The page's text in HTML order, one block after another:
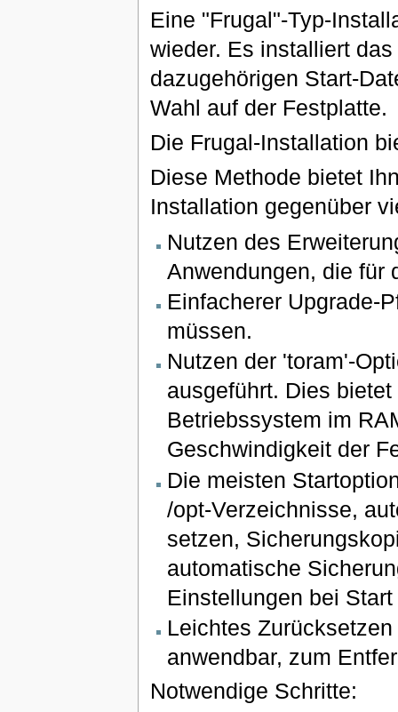
Eine "Frugal"-Typ-
wieder. Es installiert
dazugehörigen Start-
Wahl auf der Festplatte.
Die Frugal-Installation
Diese Methode bietet
Installation gegenüber
Nutzen des
Anwendungen, die für
Einfacherer Upgrade-
müssen.
Nutzen der 'toram'-
ausgeführt. Dies
Betriebssystem im
Geschwindigkeit der
Die meisten
/opt-Verzeichnisse,
setzen,
automatische
Einstellungen bei
Leichtes
anwendbar, zum
Notwendige Schritte: